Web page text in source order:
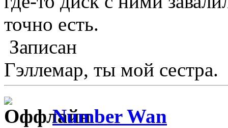
точно есть.
Записан
Гэллемар, ты мой сестра.
Number Wan